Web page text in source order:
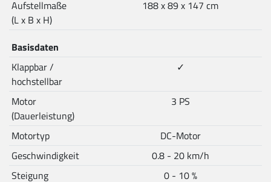
Aufstellmaße
(L x B x H)
188 x 89 x 147 cm
Basisdaten
Klappbar /
hochstellbar
✓
Motor
(Dauerleistung)
3 PS
Motortyp
DC-Motor
Geschwindigkeit
0.8 - 20 km/h
Steigung
0 - 10 %